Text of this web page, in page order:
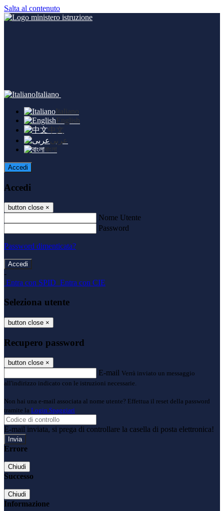
Salta al contenuto
Italiano
Italiano
English
中文
عربى
বাংলা
Accedi
Accedi
button close ×
Nome Utente
Password
Password dimenticata?
-
Entra con SPID Entra con CIE
Seleziona utente
button close ×
Recupero password
button close ×
E-mail Verrà inviato un messaggio
all'indirizzo indicato con le istruzioni necessarie.
Non hai una e-mail associata al nome utente? Effettua il reset della password
tramite la Login Spaggiari
E-mail inviata, si prega di controllare la casella di posta elettronica!
Errore
Chiudi
Successo
Chiudi
Informazione